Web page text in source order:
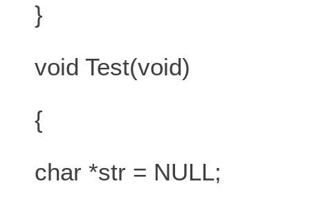
}
void Test(void)
{
char *str = NULL;